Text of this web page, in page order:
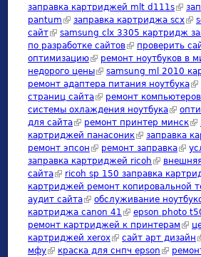
заправка картриджей mlt d111s(link
pantum (link is external)
заправка картриджа scx
сайт(link is external)
samsung clx 3305 картридж
по разработке сайтов(link is external)
проверить
оптимизацию(link is external)
ремонт ноутбуков в
недорого цены(link is external)
samsung ml 2010
ремонт адаптера питания ноутбука
страниц сайта(link is external)
ремонт
системы охлаждения ноутбука(link is
для сайта(link is external)
ремонт принтер минск
картриджей панасоник(link is
заправка
ремонт эпсон (link is external)
ремонт заправка(link
заправка картриджей ricoh (link is
сайта(link is external)
ricoh sp 150 заправка
картриджей ремонт копировальной
аудит сайта(link is external)
обслуживание
картриджа canon 41 (link is external)
epson photo
ремонт картриджей к принтерам
картриджей xerox(link is external)
сайт арт дизайн
мфу(link is external)
краска для снпч epson (link is